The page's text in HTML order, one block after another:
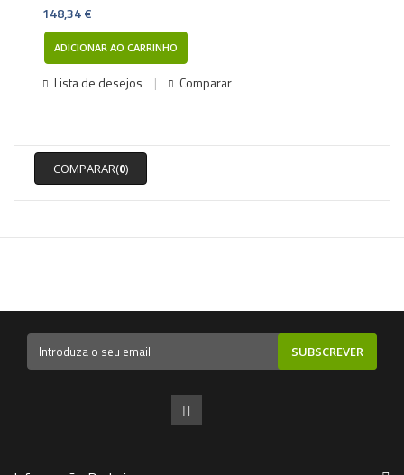
148,34 €
ADICIONAR AO CARRINHO
Lista de desejos Comparar
COMPARAR(0)
SUBSCREVER